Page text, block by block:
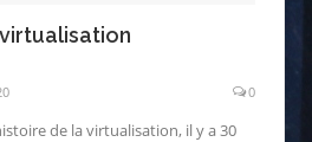
0
de la virtualisation, il y a 30